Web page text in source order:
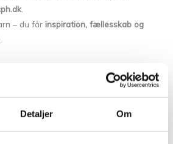
Detaljer Om
– du får inspiration, fællesskab og
at anmelde “Paljett
3086”